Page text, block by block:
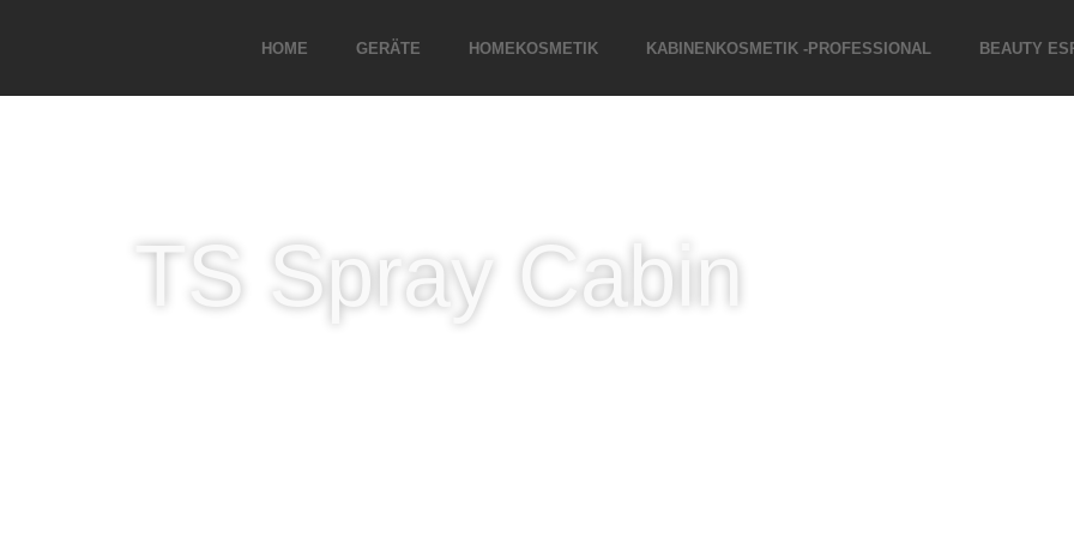
HOME GERÄTE HOMEKOSMETIK KABINENKOSMETIK -PROFESSIONAL BEAUTY
TS Spray Cabin